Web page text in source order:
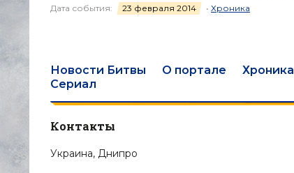
Дата события: 23 февраля 2014 • Хроника
Новости Битвы О портале Хроника
Сериал
Контакты
Украина, Днипро